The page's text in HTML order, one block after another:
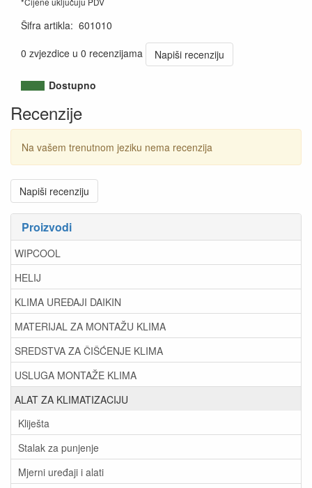
Šifra artikla: 601010
0 zvjezdice u 0 recenzijama
Napiši recenziju
Dostupno
Recenzije
Na vašem trenutnom jeziku nema recenzija
Napiši recenziju
Proizvodi
WIPCOOL
HELIJ
KLIMA UREĐAJI DAIKIN
MATERIJAL ZA MONTAŽU KLIMA
SREDSTVA ZA ČIŠĆENJE KLIMA
USLUGA MONTAŽE KLIMA
ALAT ZA KLIMATIZACIJU
Kliješta
Stalak za punjenje
Mjerni uređaji i alati